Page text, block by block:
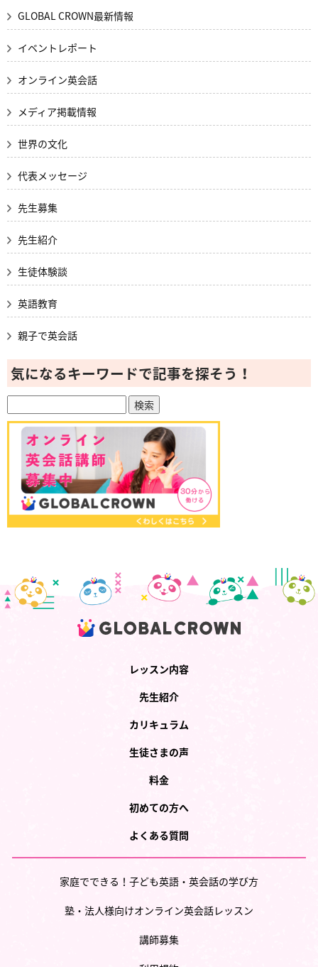
GLOBAL CROWN最新情報
イベントレポート
オンライン英会話
メディア掲載情報
世界の文化
代表メッセージ
先生募集
先生紹介
生徒体験談
英語教育
親子で英会話
気になるキーワードで記事を探そう！
レッスン内容
先生紹介
カリキュラム
生徒さまの声
料金
初めての方へ
よくある質問
家庭でできる！子ども英語・英会話の学び方
塾・法人様向けオンライン英会話レッスン
講師募集